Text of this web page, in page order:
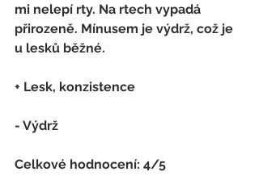
mi nelepí rty. Na rtech vypadá
přirozeně. Mínusem je výdrž, což je
u lesků běžné.
+ Lesk, konzistence
- Výdrž
Celkové hodnocení: 4/5